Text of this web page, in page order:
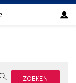
ZOEKEN